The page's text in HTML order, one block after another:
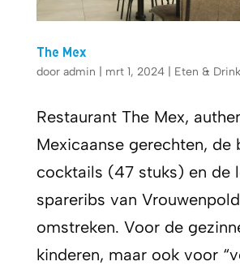
The Mex
door admin mrt 1, 2024| Eten &
Restaurant The Mex,
Mexicaanse gerechten, de
cocktails (47 stuks) en de
spareribs van
omstreken. Voor de
kinderen, maar ook voor